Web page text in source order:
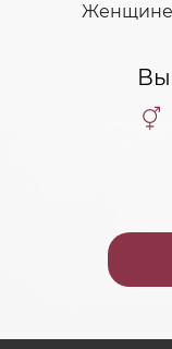
Женщине
Вы